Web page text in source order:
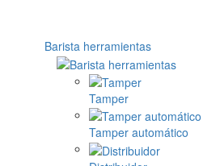
Barista herramientas
Tamper
Tamper automático